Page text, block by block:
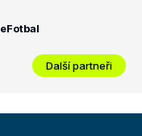
eFotbal
Další partneři